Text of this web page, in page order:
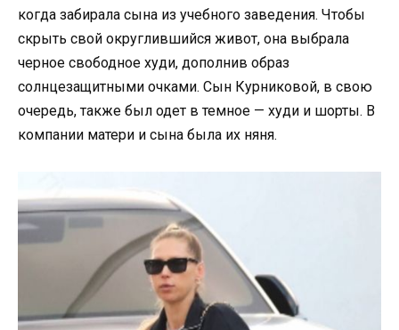
когда забирала сына из учебного заведения. Чтобы
скрыть свой округлившийся живот, она выбрала
черное свободное худи, дополнив образ
солнцезащитными очками. Сын Курниковой, в свою
очередь, также был одет в темное — худи и шорты. В
компании матери и сына была их няня.